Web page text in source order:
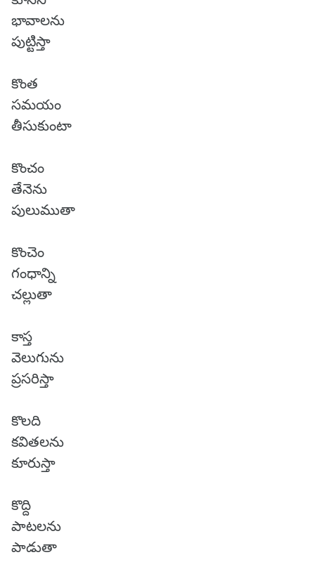
భావాలను
పుట్టిస్తా
కొంత
సమయం
తీసుకుంటా
కొంచం
తేనెను
పులుముతా
కొంచెం
గంధాన్ని
చల్లుతా
కాస్త
వెలుగును
ప్రసరిస్తా
కొలది
కవితలను
కూరుస్తా
కొద్ది
పాటలను
పాడుతా